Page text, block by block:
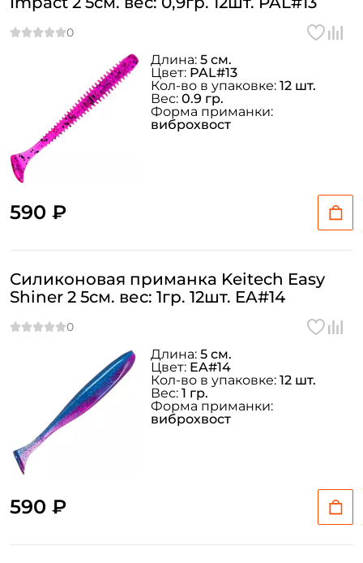
590 ₽
Длина: 5 см.
Цвет: PAL#13
Кол-во в упаковке: 12 шт.
Вес: 0.9 гр.
Форма приманки:
виброхвост
Силиконовая приманка Keitech Easy
Shiner 2 5см. вес: 1гр. 12шт. EA#14
590 ₽
Длина: 5 см.
Цвет: EA#14
Кол-во в упаковке: 12 шт.
Вес: 1 гр.
Форма приманки:
виброхвост